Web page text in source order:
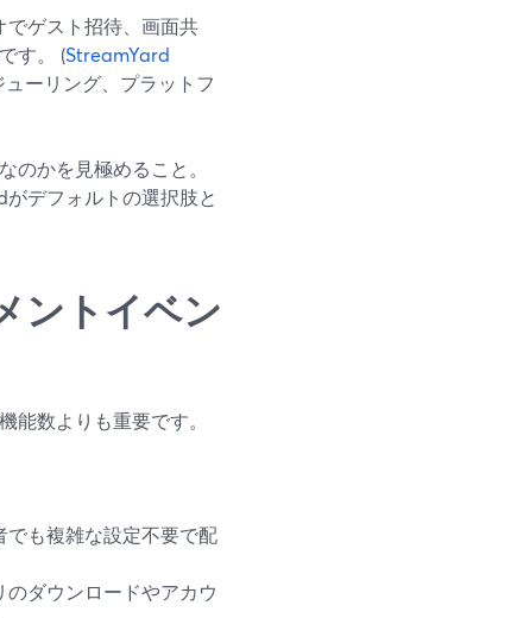
ゲスト招待、画面共
す。 (StreamYard
ーリング、プラットフ
なのかを見極めること。
デフォルトの選択肢と
ントイベン
数よりも重要です。
でも複雑な設定不要で配
のダウンロードやアカウ